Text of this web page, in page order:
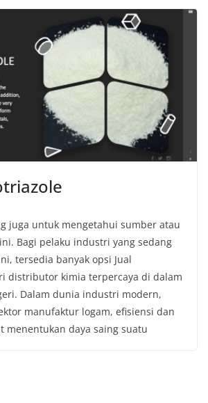
juga untuk mengetahui sumber atau
Bagi pelaku industri yang sedang
tersedia banyak opsi Jual
distributor kimia terpercaya di dalam
Dalam dunia industri modern,
manufaktur logam, efisiensi dan
menentukan daya saing suatu